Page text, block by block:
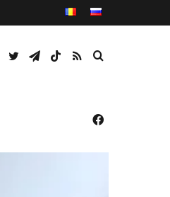
Caută
RSS
TikTok
Telegram
Twitter
Facebook